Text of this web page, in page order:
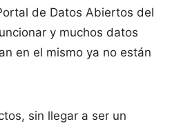
de Datos Abiertos del
y muchos datos
en el mismo ya no están
sin llegar a ser un